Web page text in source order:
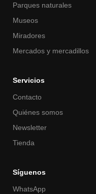
Parques naturales
Museos
Miradores
Mercados y mercadillos
Servicios
Contacto
Quiénes somos
Newsletter
Tienda
Síguenos
WhatsApp